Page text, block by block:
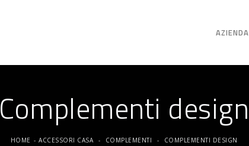
AZIENDA
Complementi design
HOME - ACCESSORI CASA - COMPLEMENTI - COMPLEMENTI DESIGN